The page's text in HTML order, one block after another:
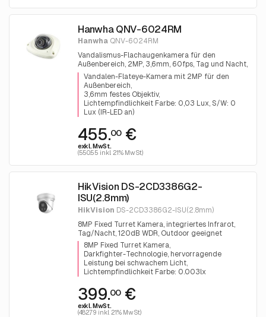
Hanwha QNV-6024RM
Hanwha QNV-6024RM
Vandalismus-Flachaugenkamera für den
Außenbereich, 2MP, 3,6mm, 60fps, Tag und Nacht,
120dB WDR, H.265
Vandalen-Flateye-Kamera mit 2MP für den
Außenbereich
3,6mm festes Objektiv
Lichtempfindlichkeit Farbe: 0,03 Lux, S/W: 0
Lux (IR-LED an)
455.00€
exkl. MwSt.
(550.55 inkl. 21% MwSt)
HikVision DS-2CD3386G2-
ISU(2.8mm)
HikVision DS-2CD3386G2-ISU(2.8mm)
8MP Fixed Turret Kamera, integriertes Infrarot,
Tag/Nacht, 120dB WDR, Outdoor geeignet
8MP Fixed Turret Kamera
Darkfighter-Technologie, hervorragende
Leistung bei schwachem Licht
Lichtempfindlichkeit Farbe: 0.003lx
399.00€
exkl. MwSt.
(482.79 inkl. 21% MwSt)